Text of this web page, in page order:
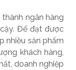
ngân hàng
Để đạt được
nhiều sản phẩm
khách hàng,
doanh nghiệp